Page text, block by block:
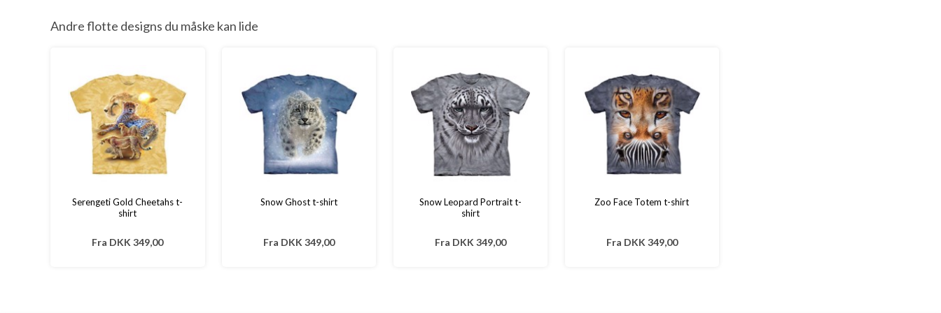
Andre flotte designs du måske kan lide
Serengeti Gold Cheetahs t-
shirt
Fra DKK 349,00
Snow Ghost t-shirt
Fra DKK 349,00
Snow Leopard Portrait t-
shirt
Fra DKK 349,00
Zoo Face Totem t-shirt
Fra DKK 349,00